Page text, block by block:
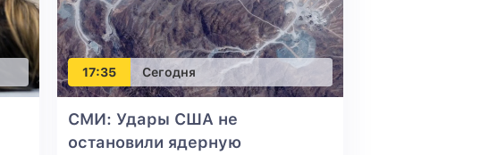
17:35 Сегодня
СМИ: Удары США не
остановили ядерную